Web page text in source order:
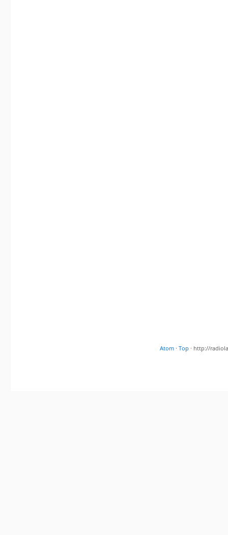
Atom · Top · http://